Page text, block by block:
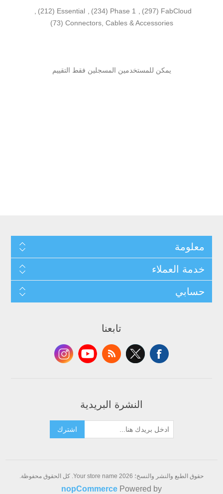
FabCloud
(297)
Phase 1
(234)
Essential
(212)
Connectors, Cables & Accessories
(73)
يمكن للمستخدمين المسجلين فقط التقييم
معلومة
خدمة العملاء
حسابي
تابعنا
النشرة البريدية
اشترك
حقوق الطبع والنشر والنسخ؛ 2026 Your store name. كل الحقوق محفوظة.
Powered by
nopCommerce